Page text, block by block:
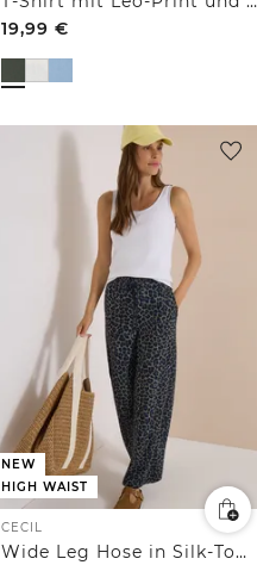
19,99 €
NEW
HIGH WAIST
CECIL
Wide Leg Hose in Silk-Touch-Qualität